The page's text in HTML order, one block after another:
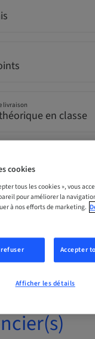
livraison
en classe
la formation
cookies
tous les cookies », vous
pour améliorer la
à nos efforts de marketing.
Accepter
Afficher les détails